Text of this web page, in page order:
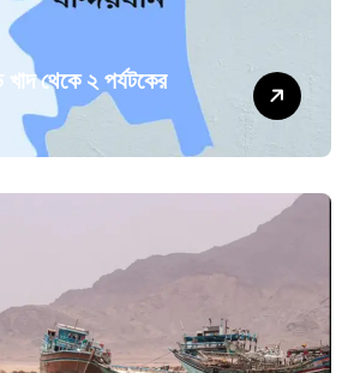
খাদ থেকে ২ পর্যটকের